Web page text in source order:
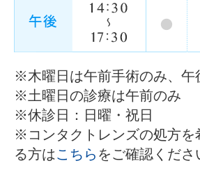
※木曜日は午前手術のみ、午
※土曜日の診療は午前のみ
※休診日：日曜・祝日
※コンタクトレンズの処方を
る方はこちら をご確認くださ